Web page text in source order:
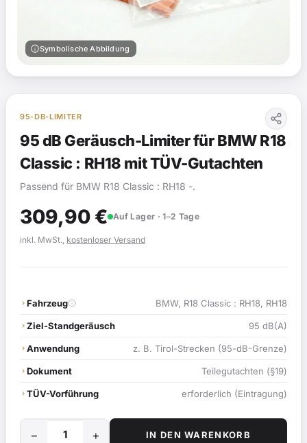
infoSymbolische Abbildung
95-DB-LIMITER
95 dB Geräusch-Limiter für BMW R18
Classic : RH18 mit TÜV-Gutachten
Passend für BMW R18 Classic : RH18 -.
309,90 € Auf Lager · 1–2 Tage
inkl. MwSt., kostenloser Versand
Fahrzeug BMW, R18 Classic : RH18, RH18
Ziel-Standgeräusch 95 dB(A)
Anwendung z. B. Tirol-Strecken (95-dB-Grenze)
Dokument Teilegutachten (§19)
TÜV-Vorführung erforderlich (Eintragung)
− + IN DEN WARENKORB